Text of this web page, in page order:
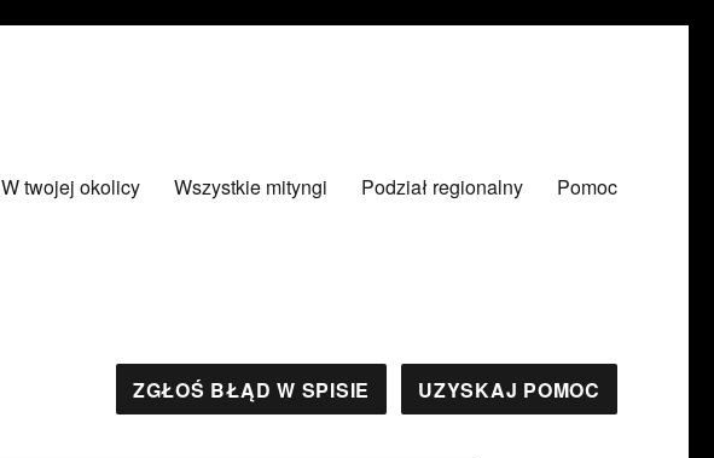
W twojej okolicy Wszystkie mityngi Podział regionalny Pomoc
ZGŁOŚ BŁĄD W SPISIE UZYSKAJ POMOC